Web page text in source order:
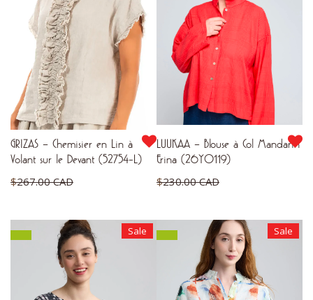
$150.00 CAD.
$266.25 CAD.
GRIZAS – Chemisier en Lin à
Volant sur le Devant (52754-L)
$267.00 CAD
initial
était :
$267.00 CAD.
prix
actuel
est :
$200.25 CAD.
LUUKAA – Blouse à Col Mandarin
Erina (26Y0119)
$230.00 CAD
initial
était :
$230.00 CAD.
prix
actuel
est :
$138.00 CAD.
Sale Sale